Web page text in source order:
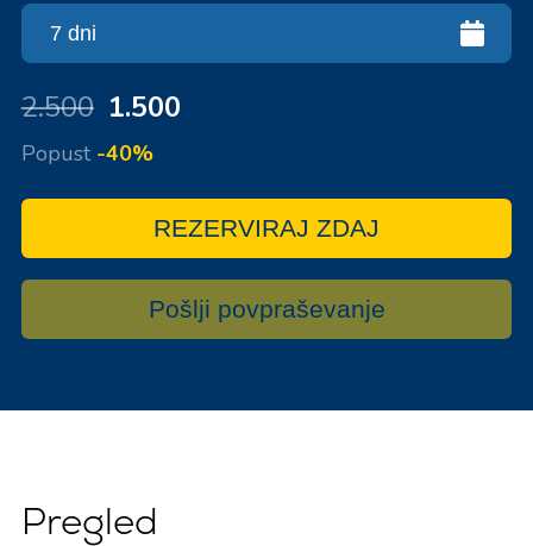
2.500 1.500
Popust -40%
REZERVIRAJ ZDAJ
Pošlji povpraševanje
Pregled